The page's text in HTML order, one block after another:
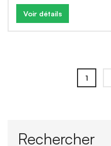
Voir détails
1
Rechercher